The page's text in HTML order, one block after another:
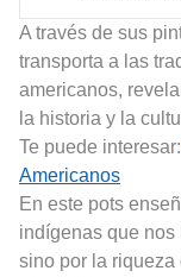
A través de sus
transporta a las
americanos,
la historia y la
Te puede interesar:
Americanos
En este pots
indígenas que nos
sino por la